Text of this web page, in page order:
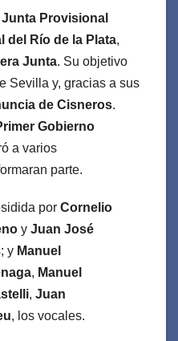
Junta Provisional
del Río de la Plata,
Junta. Su objetivo
Sevilla y, gracias a sus
de Cisneros.
Gobierno
a varios
parte.
por Cornelio
y Juan José
y Manuel
, Manuel
, Juan
, los vocales.